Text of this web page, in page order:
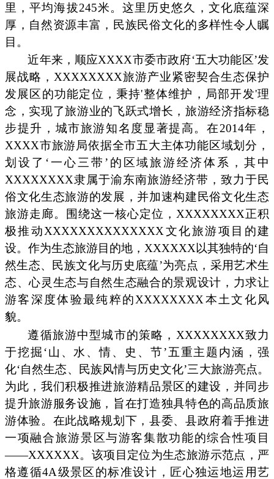
里，平均海拔245米。这里历史悠久，文化底蕴深
厚，自然资源丰富，民族民俗文化的多样性令人瞩
目。
近年来，顺应XXXX市委市政府‘五大功能区’发
展战略，XXXXXXXX旅游产业紧密契合生态保护
发展区的功能定位，秉持'整体维护，局部开发'理
念，实现了旅游业的飞跃式增长，旅游经济指标稳
步提升，城市旅游知名度显著提高。在2014年，
XXXX市旅游局依据全市五大主体功能区域划分，
划设了‘一心三带’的区域旅游经济体系，其中
XXXXXXXX隶属于渝东南旅游经济带，致力于民
俗文化生态旅游的发展，并加速构建民俗文化生态
旅游走廊。围绕这一核心定位，XXXXXXXX正积
极推动XXXXXXXXXXXXXX文化旅游项目的建
设。作为生态旅游目的地，XXXXXX以其独特的‘自
然生态、民族文化与历史底蕴’为亮点，采用艺术生
态、心灵生态与自然生态融合的景观设计，力求让
游客深度体验最纯粹的XXXXXXXX本土文化风
貌。
遵循旅游中型城市的策略，XXXXXXXX致力
于挖掘‘山、水、情、史、节’五重主题内涵，强
化‘自然生态、民族风情与历史文化’三大旅游亮点。
为此，我们积极推进旅游精品景区的建设，并同步
提升旅游服务设施，旨在打造独具特色的高品质旅
游体验。在此战略规划下，县委、县政府着手推进
一项融合旅游景区与游客集散功能的综合性项目
——XXXXXX。该项目定位为生态旅游示范点，严
格遵循4A级景区的标准设计，匠心独运地运用艺